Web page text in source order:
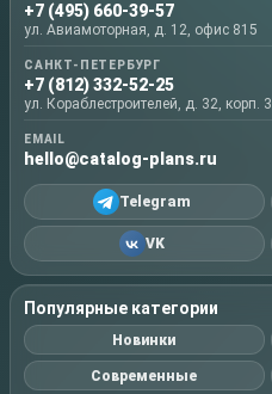
+7 (495) 660-39-57
ул. Авиамоторная, д. 12, офис 815
САНКТ-ПЕТЕРБУРГ
+7 (812) 332-52-25
ул. Кораблестроителей, д. 32, корп. 3
EMAIL
hello@catalog-plans.ru
Telegram
VK
Популярные категории
Новинки
Современные